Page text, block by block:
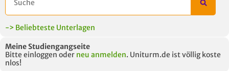
-> Beliebteste Unterlagen
Meine Studiengangseite
Bitte einloggen oder neu anmelden. Uniturm.de ist völlig koste
nlos!